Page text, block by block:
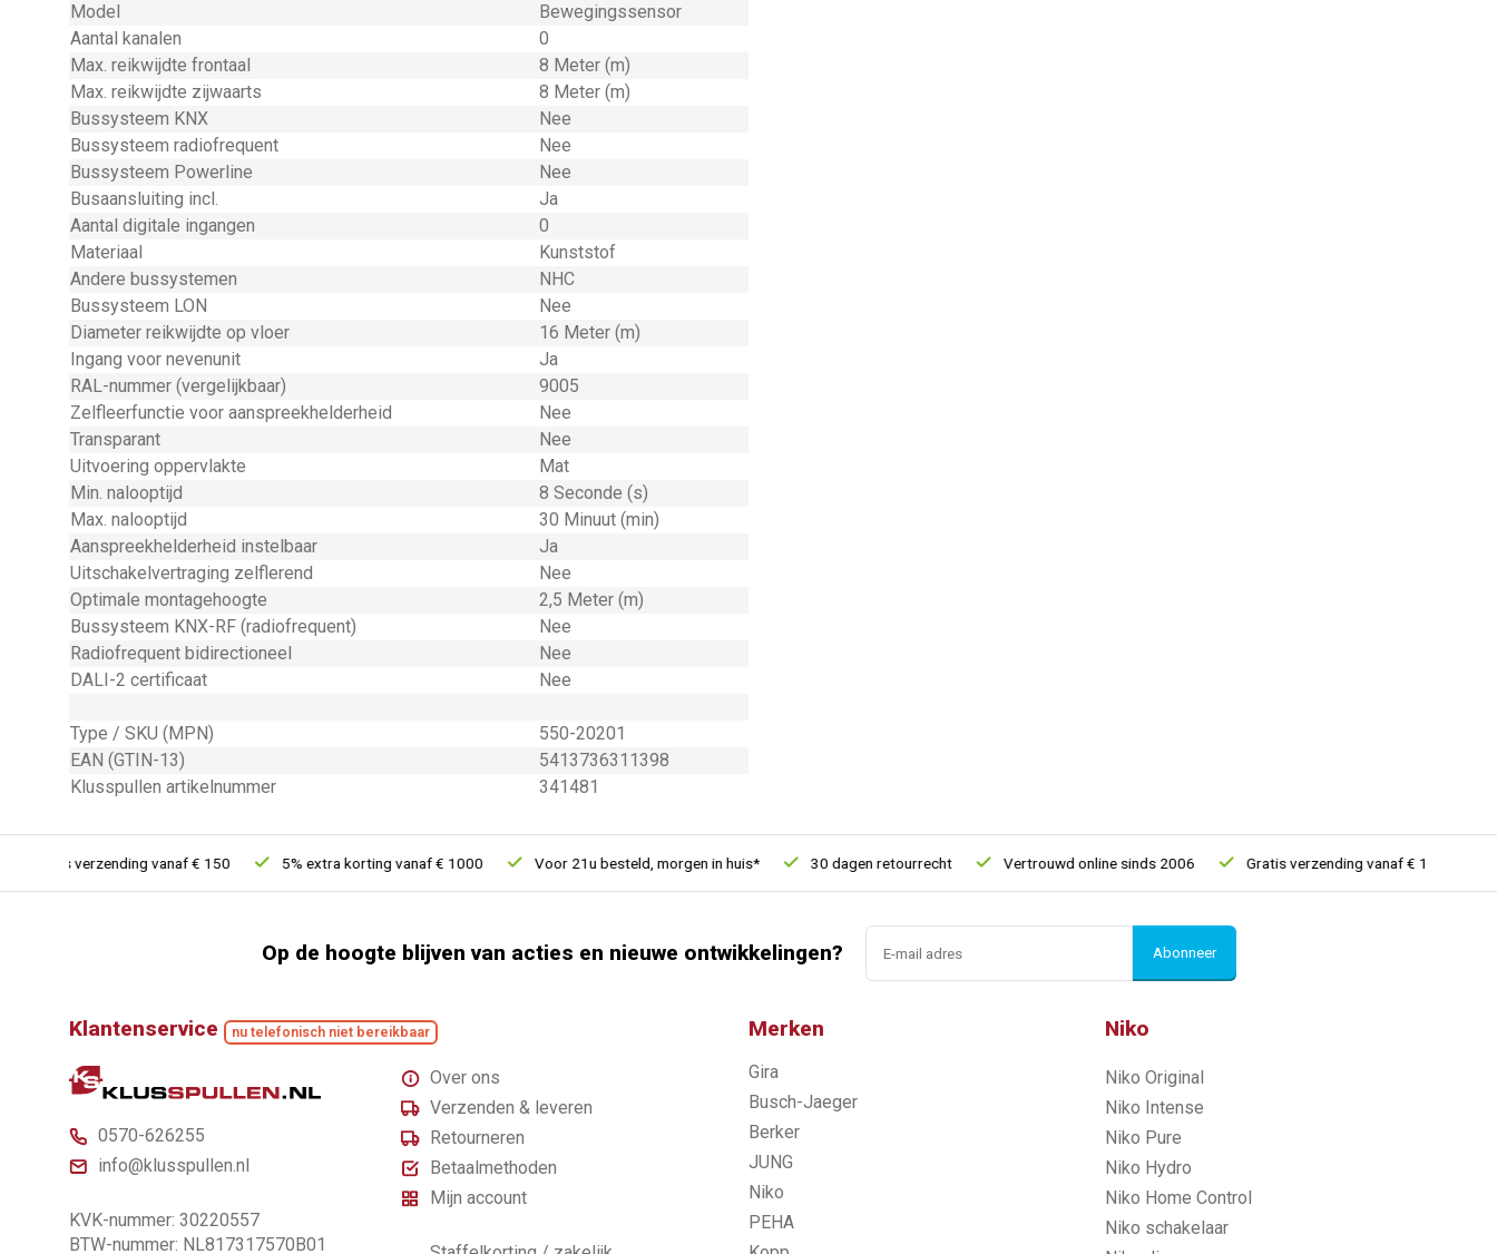
Model
Bewegingssensor
Aantal kanalen
0
Max. reikwijdte frontaal
8 Meter (m)
Max. reikwijdte zijwaarts
8 Meter (m)
Bussysteem KNX
Nee
Bussysteem radiofrequent
Nee
Bussysteem Powerline
Nee
Busaansluiting incl.
Ja
Aantal digitale ingangen
0
Materiaal
Kunststof
Andere bussystemen
NHC
Bussysteem LON
Nee
Diameter reikwijdte op vloer
16 Meter (m)
Ingang voor nevenunit
Ja
RAL-nummer (vergelijkbaar)
9005
Zelfleerfunctie voor aanspreekhelderheid
Nee
Transparant
Nee
Uitvoering oppervlakte
Mat
Min. nalooptijd
8 Seconde (s)
Max. nalooptijd
30 Minuut (min)
Aanspreekhelderheid instelbaar
Ja
Uitschakelvertraging zelflerend
Nee
Optimale montagehoogte
2,5 Meter (m)
Bussysteem KNX-RF (radiofrequent)
Nee
Radiofrequent bidirectioneel
Nee
DALI-2 certificaat
Nee
Type / SKU (MPN)
550-20201
EAN (GTIN-13)
5413736311398
Klusspullen artikelnummer
341481
verzending vanaf € 150 5% extra korting vanaf € 1000 Voor 21u besteld, morgen in huis* 30 dagen retourrecht Vertrouwd online sinds 2006 Gratis verzending vanaf € 150
Op de hoogte blijven van acties en nieuwe ontwikkelingen? Abonneer
Klantenservice nu telefonisch niet bereikbaar
0570-626255
info@klusspullen.nl
KVK-nummer: 30220557
BTW-nummer: NL817317570B01
Over ons
Verzenden & leveren
Retourneren
Betaalmethoden
Mijn account
Merken
Gira
Busch-Jaeger
Berker
JUNG
Niko
PEHA
Niko
Niko Original
Niko Intense
Niko Pure
Niko Hydro
Niko Home Control
Niko schakelaar